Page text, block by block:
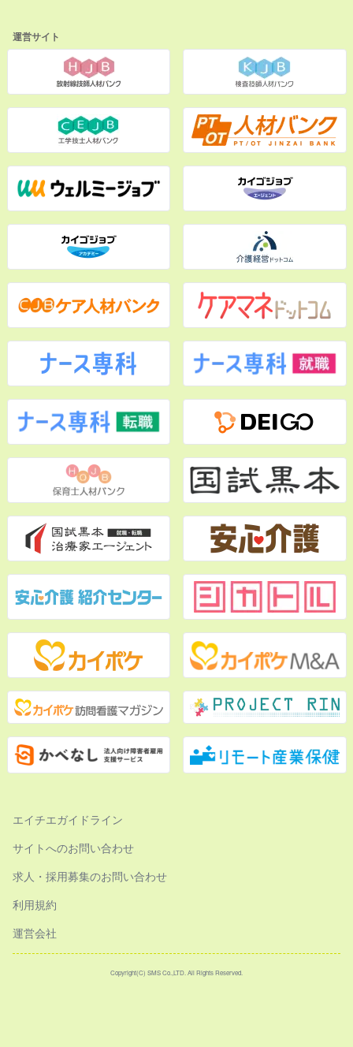
運営サイト
エイチエガイドライン
サイトへのお問い合わせ
求人・採用募集のお問い合わせ
利用規約
運営会社
Copyright(C) SMS Co.,LTD. All Rights Reserved.